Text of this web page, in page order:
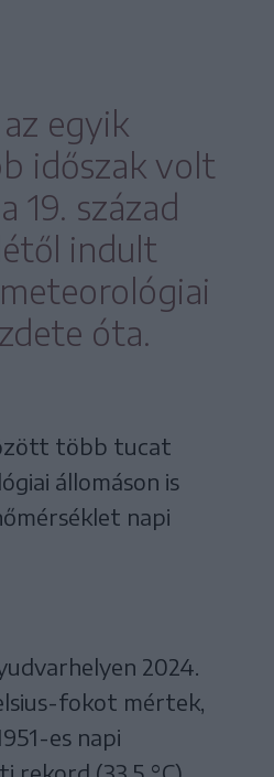
egyik
időszak volt
19. század
indult
óta.
több tucat
állomáson is
napi
2024.
fokot mértek,
es napi